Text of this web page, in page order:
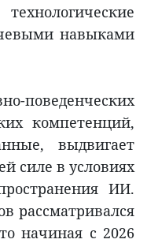
навыками
поведенческих
компетенций,
выдвигает
силе в условиях
ИИ.
рассматривался
начиная с 2026